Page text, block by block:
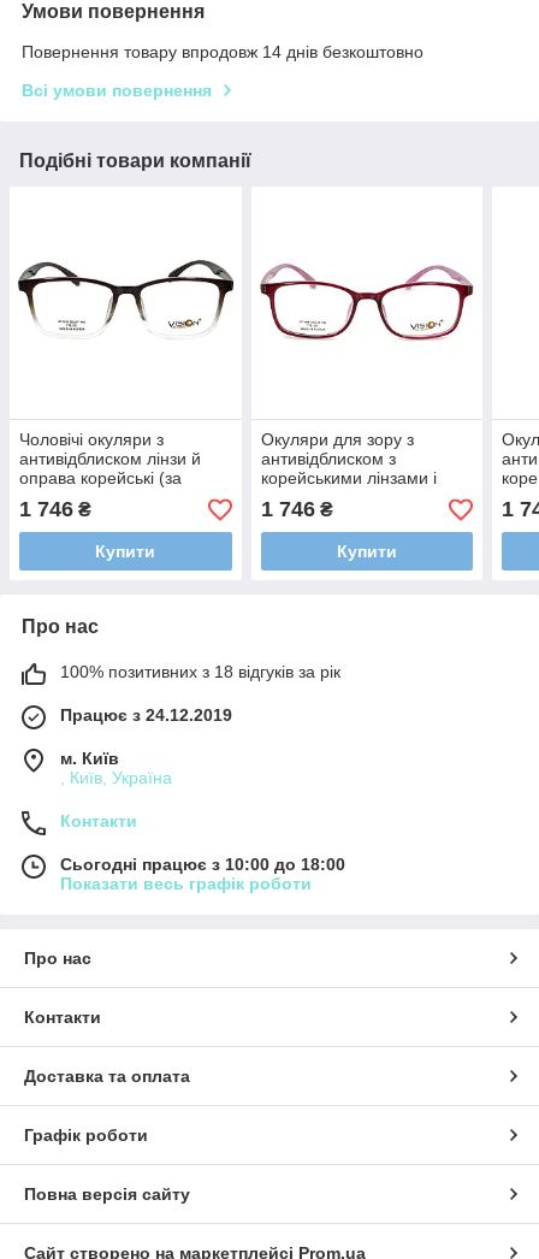
Умови повернення
Повернення товару впродовж 14 днів безкоштовно
Всі умови повернення
Подібні товари компанії
Чоловічі окуляри з
антивідблиском лінзи й
оправа корейські (за
сфера/астигматика)
1 746 ₴
Купити
Окуляри для зору з
антивідблиском з
корейськими лінзами і
рецептом/плюс/мінус/
сфера/астигматика)
1 746₴
Купити
1
Про нас
100% позитивних з 18 відгуків за рік
Працює з 24.12.2019
м. Київ
, Київ, Україна
Контакти
Сьогодні працює з 10:00 до 18:00
Показати весь графік роботи
Про нас
Контакти
Доставка та оплата
Графік роботи
Повна версія сайту
Сайт створено на маркетплейсі Prom.ua